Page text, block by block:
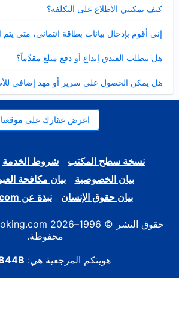
كيف يمكنني الاطلاع على التكلفة؟
مصغر
إني أقوم بإدخال بيانات بطاقة ائتماني، متى يتم
مصغر
هل يتطلب الفندق إيداع أو دفع مبلغ مقدّماً؟
مصغر
هل يمكن الحصول على سرير أو مهد إضافي
مصغر
اعرض عقارك على موقعنا
نسخة سطح المكتب شروط الخدمة
بيان الخصوصية
بيان مكافحة
بيان حقوق الإنسان
نبذة عن Booking.com
محفوظة.
هويتكم المرجعية هي: